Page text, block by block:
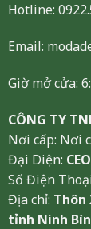
Hotline:
Email:
Giờ mở cửa:
CÔNG TY
Nơi cấp: Nơi
Đại Diện:
Số Điện
Địa chỉ: Thôn
tỉnh Ninh